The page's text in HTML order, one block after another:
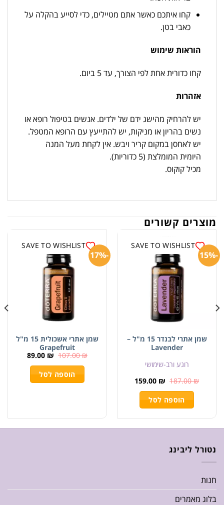
קחו איתכם כאשר אתם מטיילים, כדי לסייע בהקלה על
כאבי בטן.
הוראות שימוש
קחו כדורית אחת לפי הצורך, עד 5 ביום.
אזהרות
יש להרחיק מהישג ידם של ילדים. אנשים בטיפול רופא או
נשים בהריון או מניקות, יש להתייעץ עם הרופא המטפל.
יש לאחסן במקום קריר ויבש. אין לקחת מעל המנה
היומית המומלצת (5 כדוריות).
מכיל קוקוס.
מוצרים קשורים
SAVE TO WISHLIST
-15%
שמן אתרי לבנדר 15 מ"ל –
Lavender
רוגע ורב-שימושי
187.00₪
159.00 ₪
הוספה לסל
SAVE TO WISHLIST
-17%
שמן אתרי אשכולית 15 מ"ל
Grapefruit
107.00₪
89.00 ₪
הוספה לסל
נטורל ליבינג
חנות
בלוג מאמרים